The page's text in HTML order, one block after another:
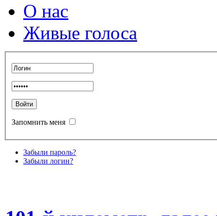
О нас
Живые голоса
Запомнить меня
Забыли пароль?
Забыли логин?